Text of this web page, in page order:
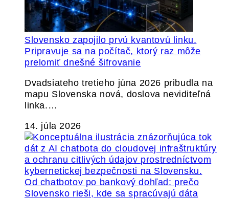
Slovensko zapojilo prvú kvantovú linku.
Pripravuje sa na počítač, ktorý raz môže
prelomiť dnešné šifrovanie
Dvadsiateho tretieho júna 2026 pribudla na
mapu Slovenska nová, doslova neviditeľná
linka.…
14. júla 2026
Od chatbotov po bankový dohľad: prečo
Slovensko rieši, kde sa spracúvajú dáta